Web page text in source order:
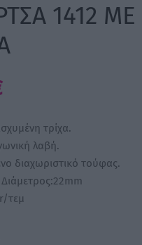
1412
τρίχα.
λαβή.
διαχωριστικό τούφας.
τεμ